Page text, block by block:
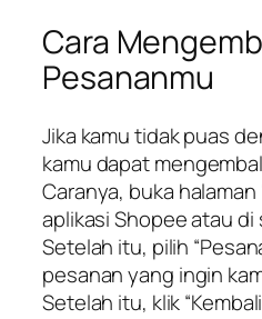
Cara
Pesananmu
Jika kamu tidak puas
kamu dapat
Caranya, buka halaman
aplikasi Shopee atau
Setelah itu, pilih
pesanan yang ingin
Setelah itu, klik